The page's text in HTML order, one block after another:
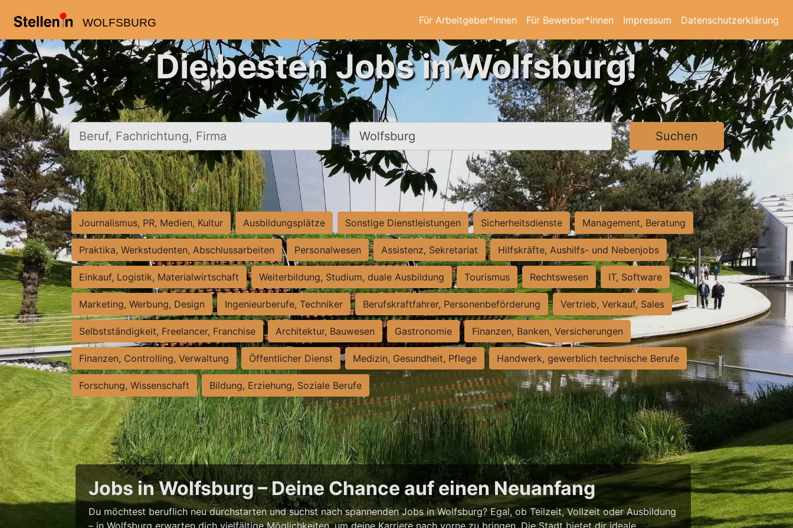
WOLFSBURG Für Arbeitgeber*innen Für Bewerber*innen Impressum Datenschutzerklärung
Die besten Jobs in Wolfsburg!
Beruf, Fachrichtung, Firma Ort, Stadt Suchen
Journalismus, PR, Medien, Kultur Ausbildungsplätze Sonstige Dienstleistungen Sicherheitsdienste Management, Beratung
Praktika, Werkstudenten, Abschlussarbeiten Personalwesen Assistenz, Sekretariat Hilfskräfte, Aushilfs- und Nebenjobs
Einkauf, Logistik, Materialwirtschaft Weiterbildung, Studium, duale Ausbildung Tourismus Rechtswesen IT, Software
Marketing, Werbung, Design Ingenieurberufe, Techniker Berufskraftfahrer, Personenbeförderung Vertrieb, Verkauf, Sales
Selbstständigkeit, Freelancer, Franchise Architektur, Bauwesen Gastronomie Finanzen, Banken, Versicherungen
Finanzen, Controlling, Verwaltung Öffentlicher Dienst Medizin, Gesundheit, Pflege Handwerk, gewerblich technische Berufe
Forschung, Wissenschaft Bildung, Erziehung, Soziale Berufe
Jobs in Wolfsburg – Deine Chance auf einen Neuanfang
Du möchtest beruflich neu durchstarten und suchst nach spannenden Jobs in Wolfsburg? Egal, ob Teilzeit, Vollzeit oder Ausbildung